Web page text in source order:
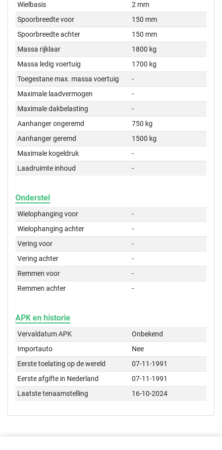
Wielbasis
2 mm
Spoorbreedte voor
150 mm
Spoorbreedte achter
150 mm
Massa rijklaar
1800 kg
Massa ledig voertuig
1700 kg
Toegestane max. massa voertuig
-
Maximale laadvermogen
-
Maximale dakbelasting
-
Aanhanger ongeremd
750 kg
Aanhanger geremd
1500 kg
Maximale kogeldruk
-
Laadruimte inhoud
-
Onderstel
Wielophanging voor
-
Wielophanging achter
-
Vering voor
-
Vering achter
-
Remmen voor
-
Remmen achter
-
APK en historie
Vervaldatum APK
Onbekend
Importauto
Nee
Eerste toelating op de wereld
07-11-1991
Eerste afgifte in Nederland
07-11-1991
Laatste tenaamstelling
16-10-2024